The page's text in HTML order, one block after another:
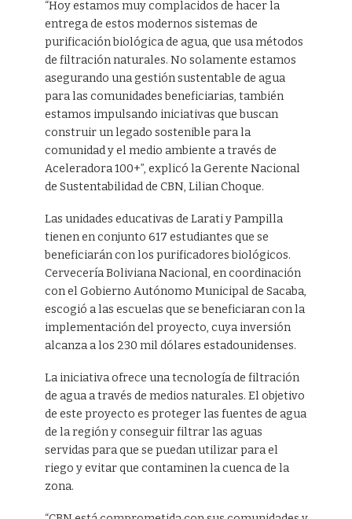
“Hoy estamos muy complacidos de hacer la
entrega de estos modernos sistemas de
purificación biológica de agua, que usa métodos
de filtración naturales. No solamente estamos
asegurando una gestión sustentable de agua
para las comunidades beneficiarias, también
estamos impulsando iniciativas que buscan
construir un legado sostenible para la
comunidad y el medio ambiente a través de
Aceleradora 100+”, explicó la Gerente Nacional
de Sustentabilidad de CBN, Lilian Choque.
Las unidades educativas de Larati y Pampilla
tienen en conjunto 617 estudiantes que se
beneficiarán con los purificadores biológicos.
Cervecería Boliviana Nacional, en coordinación
con el Gobierno Autónomo Municipal de Sacaba,
escogió a las escuelas que se beneficiaran con la
implementación del proyecto, cuya inversión
alcanza a los 230 mil dólares estadounidenses.
La iniciativa ofrece una tecnología de filtración
de agua a través de medios naturales. El objetivo
de este proyecto es proteger las fuentes de agua
de la región y conseguir filtrar las aguas
servidas para que se puedan utilizar para el
riego y evitar que contaminen la cuenca de la
zona.